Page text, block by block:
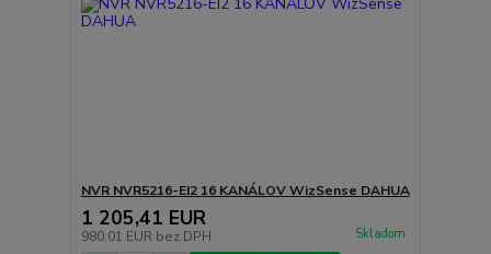
NVR NVR5216-EI2 16 KANÁLOV WizSense DAHUA
1 205,41 EUR
980,01 EUR bez DPH Skladom